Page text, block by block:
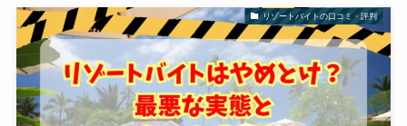
リゾートバイトの口コミ・評判